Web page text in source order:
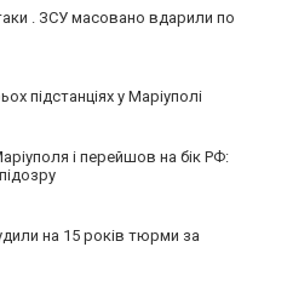
. ЗСУ масовано вдарили по
підстанціях у Маріуполі
і перейшов на бік РФ:
на 15 років тюрми за